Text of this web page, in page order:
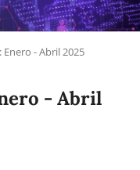
Enero - Abril 2025
- Abril